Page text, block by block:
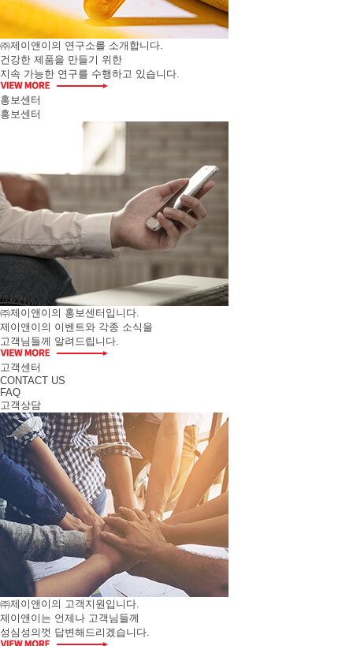
㈜제이앤이의 연구소를 소개합니다.
건강한 제품을 만들기 위한
지속 가능한 연구를 수행하고 있습니다.
홍보센터
홍보센터
㈜제이앤이의 홍보센터입니다.
제이앤이의 이벤트와 각종 소식을
고객님들께 알려드립니다.
고객센터
CONTACT US
FAQ
고객상담
㈜제이앤이의 고객지원입니다.
제이앤이는 언제나 고객님들께
성심성의껏 답변해드리겠습니다.